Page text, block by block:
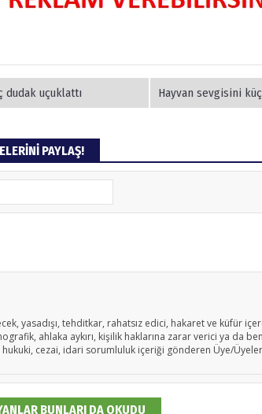
dudak uçuklattı Hayvan sevgisini
PAYLAŞ!
yasadışı, tehditkar, rahatsız edici, hakaret ve küfür
ahlaka aykırı, kişilik haklarına zarar verici ya da
cezai, idari sorumluluk içeriği gönderen Üye/
BUNLARI DA OKUDU